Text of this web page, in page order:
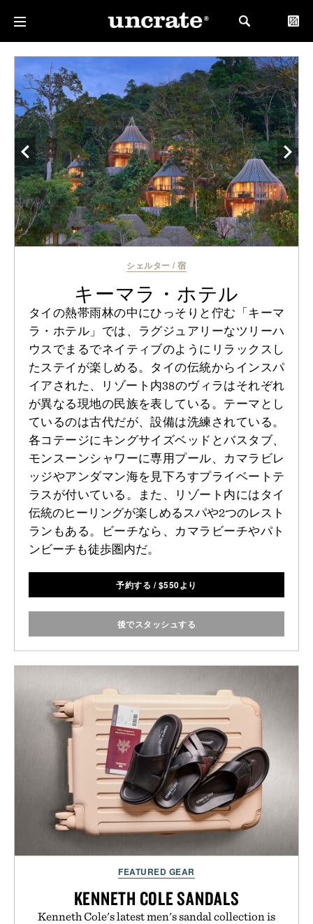
シェルター /宿
キーマラ・ホテル
タイの熱帯雨林の中にひっそりと佇む「キーマ
ラ・ホテル」では、ラグジュアリーなツリーハ
ウスでまるでネイティブのようにリラックスし
たステイが楽しめる。タイの伝統からインスパ
イアされた、リゾート内38のヴィラはそれぞれ
が異なる現地の民族を表している。テーマとし
ているのは古代だが、設備は洗練されている。
各コテージにキングサイズベッドとバスタブ、
モンスーンシャワーに専用プール、カマラビレ
ッジやアンダマン海を見下ろすプライベートテ
ラスが付いている。また、リゾート内にはタイ
伝統のヒーリングが楽しめるスパや2つのレスト
ランもある。ビーチなら、カマラビーチやパト
ンビーチも徒歩圏内だ。
予約する / $550より
後でスタッシュする
FEATURED GEAR
KENNETH COLE SANDALS
Kenneth Cole's latest men's sandal collection is